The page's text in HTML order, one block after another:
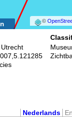
©
Nederlands